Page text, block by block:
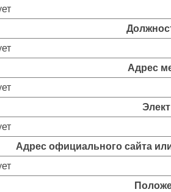
Адрес
Адрес официального сайта